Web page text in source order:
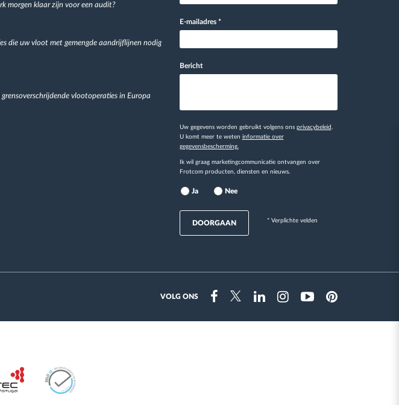
morgen klaar zijn voor een audit?
die uw vloot met gemengde aandrijflijnen nodig
vlootoperaties in Europa
E-mailadres *
Bericht
Uw gegevens worden gebruikt volgens ons privacybeleid
U komt meer te weten informatie over
gegevensbescherming.
Ik wil graag marketingcommunicatie ontvangen over
Frotcom producten, diensten en nieuws.
Ja Nee
DOORGAAN * Verplichte velden
VOLG ONS
FacebookTwitterLinkedinInstragramYoutubePinterest